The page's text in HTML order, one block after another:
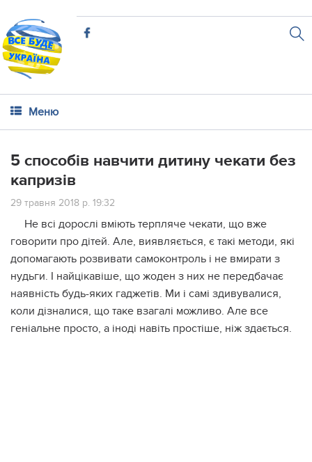
Меню
5 способів навчити дитину чекати без
капризів
29 травня 2018 р. 19:32
Не всі дорослі вміють терпляче чекати, що вже
говорити про дітей. Але, виявляється, є такі методи, які
допомагають розвивати самоконтроль і не вмирати з
нудьги. І найцікавіше, що жоден з них не передбачає
наявність будь-яких гаджетів. Ми і самі здивувалися,
коли дізналися, що таке взагалі можливо. Але все
геніальне просто, а іноді навіть простіше, ніж здається.